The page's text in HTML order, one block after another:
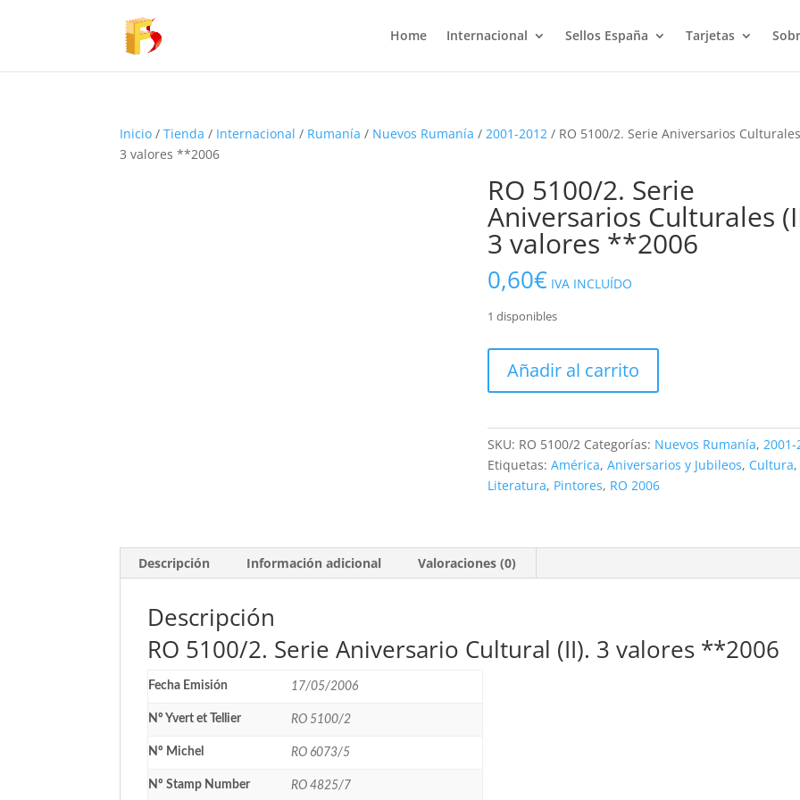
Home Internacional Sellos España Tarjetas
Inicio /Tienda / Internacional / Rumanía / Nuevos Rumanía /2001-2012 / RO 5100/2. Serie Aniversarios
3 valores **2006
RO 5100/2. Serie
Aniversarios Culturales
3 valores **2006
0,60€ IVA INCLUÍDO
1 disponibles
5100/2.
Serie
Culturales
(II).
3
Añadir al carrito
SKU: RO 5100/2 Categorías: Nuevos Rumanía,2001-
Etiquetas:América,Aniversarios y Jubileos, Cultura,
Literatura, Pintores, RO 2006
Descripción Información adicional Valoraciones (0)
Descripción
RO 5100/2. Serie Aniversario Cultural (II). 3 valores **2006
Fecha Emisión 17/05/2006
Nº Yvert et Tellier RO 5100/2
Nº Michel RO 6073/5
Nº Stamp Number RO 4825/7